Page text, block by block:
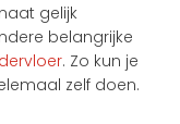
gelijk
belangrijke
. Zo kun je
zelf doen.